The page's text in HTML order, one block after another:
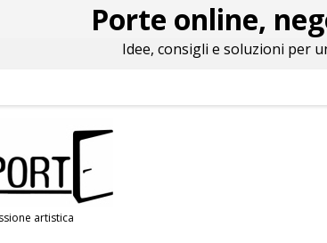
Porte online,
Idee, consigli e soluzioni per
artistica